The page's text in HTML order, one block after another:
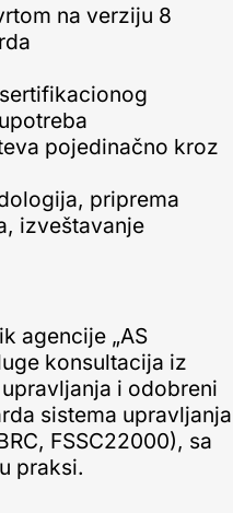
na verziju 8
pojedinačno kroz
priprema
izveštavanje
agencije „AS
konsultacija iz
i odobreni
sistema upravljanja
FSSC22000), sa
praksi.